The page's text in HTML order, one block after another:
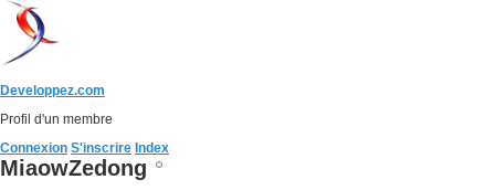
Developpez.com
Profil d'un membre
Connexion S'inscrire Index
MiaowZedong